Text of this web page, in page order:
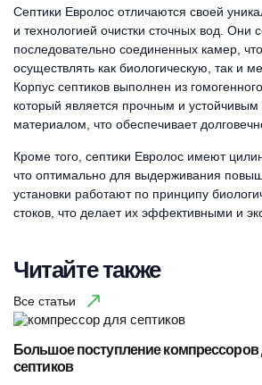
Септики Евролос отличаются своей
и технологией очистки сточных вод. Они
последовательно соединенных камер,
осуществлять как биологическую, так и
Корпус септиков выполнен из
который является прочным и
материалом, что обеспечивает
Кроме того, септики Евролос имеют
что оптимально для выдерживания
установки работают по принципу
стоков, что делает их эффективными и
Читайте также
Все статьи
Большое поступление компрессоров
септиков